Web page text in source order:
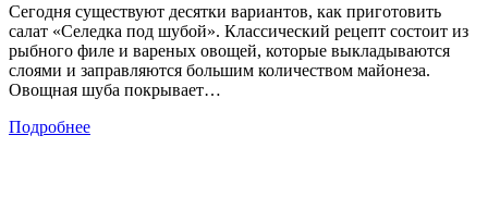
Сегодня существуют десятки вариантов, как приготовить
салат «Селедка под шубой». Классический рецепт состоит из
рыбного филе и вареных овощей, которые выкладываются
слоями и заправляются большим количеством майонеза.
Овощная шуба покрывает…
Подробнее